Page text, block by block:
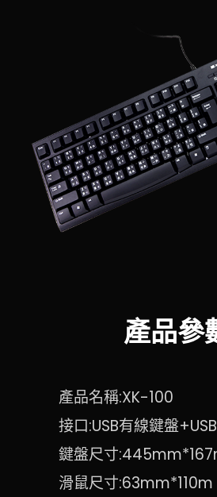
產品參
產品名稱:XK-100
接口:USB有線鍵盤
鍵盤尺寸
滑鼠尺寸:63mm*110m